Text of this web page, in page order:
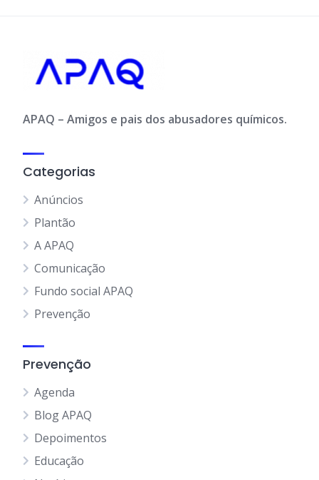
APAQ – Amigos e pais dos abusadores químicos.
Categorias
Anúncios
Plantão
A APAQ
Comunicação
Fundo social APAQ
Prevenção
Prevenção
Agenda
Blog APAQ
Depoimentos
Educação